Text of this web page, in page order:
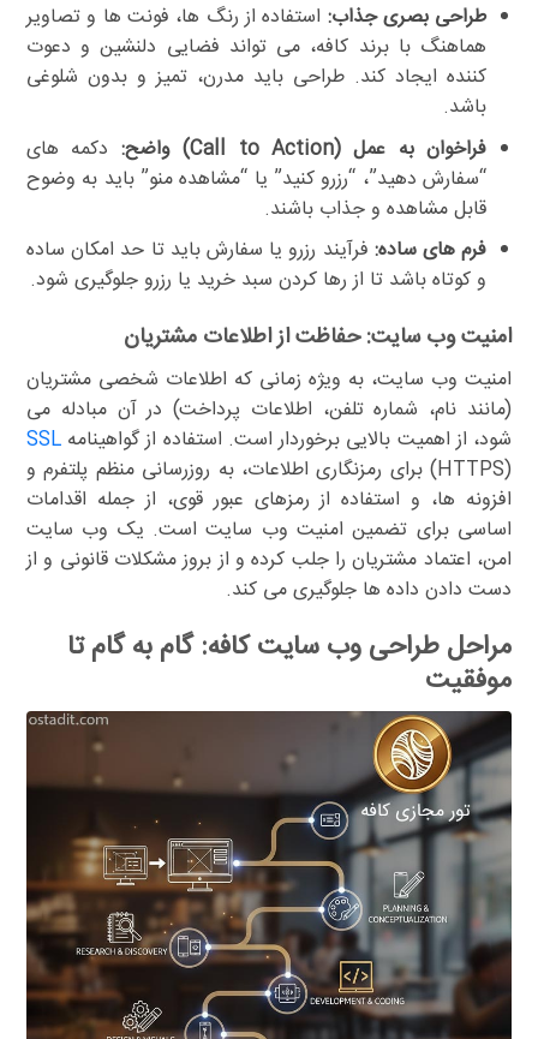
طراحی بصری جذاب: استفاده از رنگ ها، فونت ها و تصاویر
هماهنگ با برند کافه، می تواند فضایی دلنشین و دعوت
کننده ایجاد کند. طراحی باید مدرن، تمیز و بدون شلوغی
باشد.
فراخوان به عمل (Call to Action) واضح:
دکمه های
“سفارش دهید”، “رزرو کنید” یا “مشاهده منو” باید به وضوح
قابل مشاهده و جذاب باشند.
فرم های ساده: فرآیند رزرو یا سفارش باید تا حد امکان ساده
و کوتاه باشد تا از رها کردن سبد خرید یا رزرو جلوگیری شود.
امنیت وب سایت: حفاظت از اطلاعات مشتریان
امنیت وب سایت، به ویژه زمانی که اطلاعات شخصی مشتریان
(مانند نام، شماره تلفن، اطلاعات پرداخت) در آن مبادله می
شود، از اهمیت بالایی برخوردار است. استفاده از گواهینامه SSL
(HTTPS) برای رمزنگاری اطلاعات، به روزرسانی منظم پلتفرم و
افزونه ها، و استفاده از رمزهای عبور قوی، از جمله اقدامات
اساسی برای تضمین امنیت وب سایت است. یک وب سایت
امن، اعتماد مشتریان را جلب کرده و از بروز مشکلات قانونی و از
دست دادن داده ها جلوگیری می کند.
مراحل طراحی وب سایت کافه: گام به گام تا
موفقیت